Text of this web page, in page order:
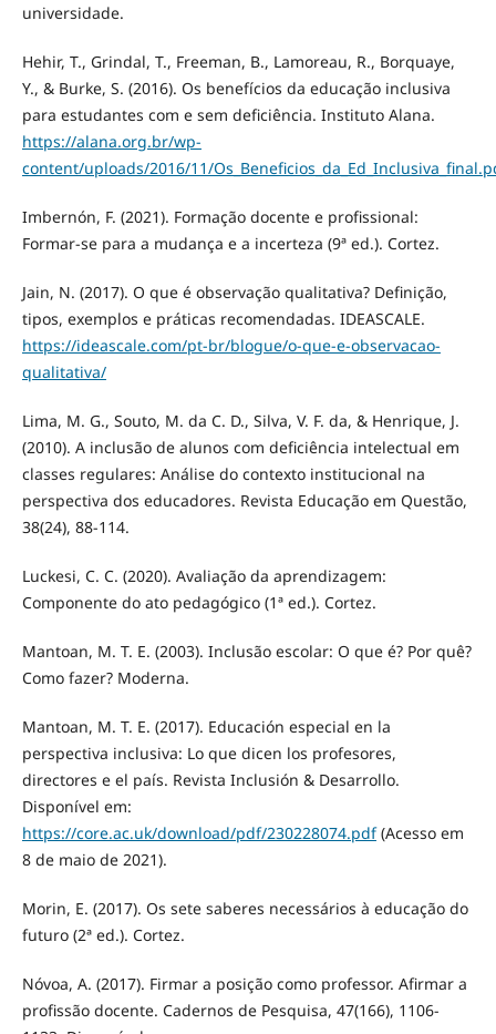
universidade.
Hehir, T., Grindal, T., Freeman, B., Lamoreau, R., Borquaye,
Y., & Burke, S. (2016). Os benefícios da educação inclusiva
para estudantes com e sem deficiência. Instituto Alana.
https://alana.org.br/wp-
content/uploads/2016/11/
Imbernón, F. (2021). Formação docente e profissional:
Formar-se para a mudança e a incerteza (9ª ed.). Cortez.
Jain, N. (2017). O que é observação qualitativa? Definição,
tipos, exemplos e práticas recomendadas. IDEASCALE.
https://ideascale.com/pt-br/blogue/o-que-e-observacao-
qualitativa/
Lima, M. G., Souto, M. da C. D., Silva, V. F. da, & Henrique, J.
(2010). A inclusão de alunos com deficiência intelectual em
classes regulares: Análise do contexto institucional na
perspectiva dos educadores. Revista Educação em Questão,
38(24), 88-114.
Luckesi, C. C. (2020). Avaliação da aprendizagem:
Componente do ato pedagógico (1ª ed.). Cortez.
Mantoan, M. T. E. (2003). Inclusão escolar: O que é? Por quê?
Como fazer? Moderna.
Mantoan, M. T. E. (2017). Educación especial en la
perspectiva inclusiva: Lo que dicen los profesores,
directores e el país. Revista Inclusión & Desarrollo.
Disponível em:
https://core.ac.uk/download/pdf/230228074.pdf(Acesso em
8 de maio de 2021).
Morin, E. (2017). Os sete saberes necessários à educação do
futuro (2ª ed.). Cortez.
Nóvoa, A. (2017). Firmar a posição como professor. Afirmar a
profissão docente. Cadernos de Pesquisa, 47(166), 1106-